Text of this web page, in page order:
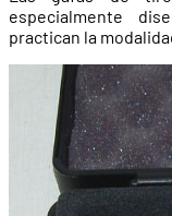
especialmente
practican la